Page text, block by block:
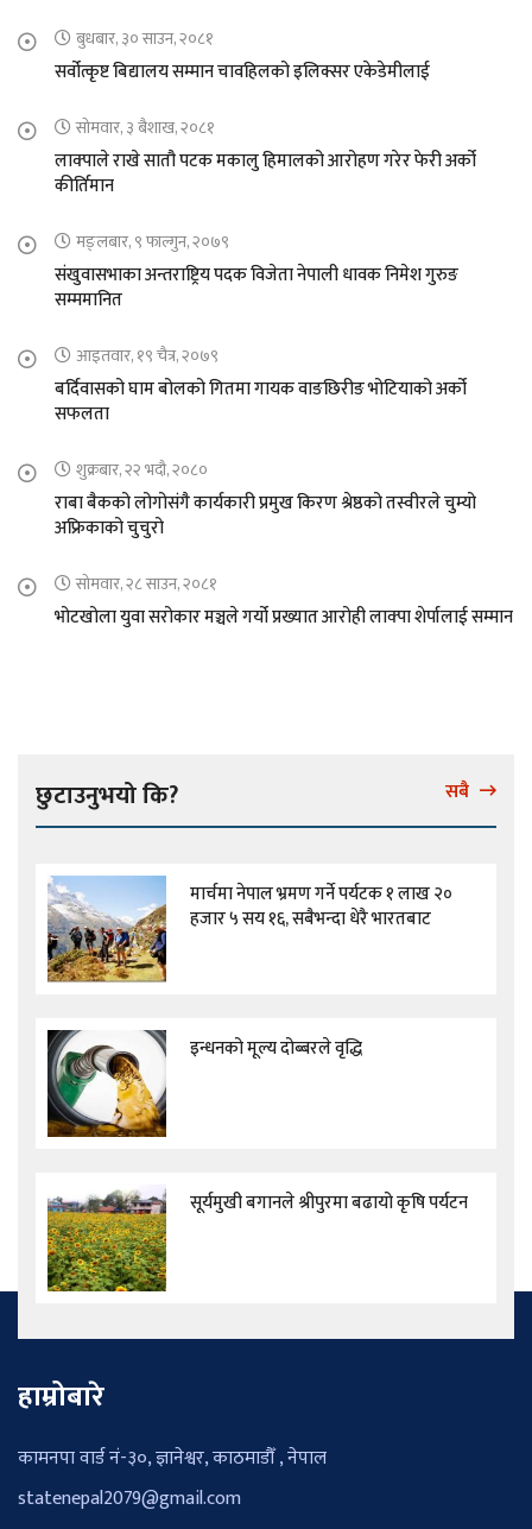
बुधबार, ३० साउन, २०८१
सर्वोत्कृष्ट बिद्यालय सम्मान चावहिलको इलिक्सर एकेडेमीलाई
सोमवार, ३ बैशाख, २०८१
लाक्पाले राखे सातौ पटक मकालु हिमालको आरोहण गरेर फेरी अर्को
कीर्तिमान
मङ्लबार, ९ फाल्गुन, २०७९
संखुवासभाका अन्तराष्ट्रिय पदक विजेता नेपाली धावक निमेश गुरुङ
सम्ममानित
आइतवार, १९ चैत्र, २०७९
बर्दिवासको घाम बोलको गितमा गायक वाङछिरीङ भोटियाको अर्को
सफलता
शुक्रबार, २२ भदौ, २०८०
राबा बैकको लोगोसंगै कार्यकारी प्रमुख किरण श्रेष्ठको तस्वीरले चुम्यो
अफ्रिकाको चुचुरो
सोमवार, २८ साउन, २०८१
भोटखोला युवा सरोकार मञ्चले गर्यो प्रख्यात आरोही लाक्पा शेर्पालाई सम्मान
छुटाउनुभयो कि? सबै
मार्चमा नेपाल भ्रमण गर्ने पर्यटक १ लाख २०
हजार ५ सय १६, सबैभन्दा धेरै भारतबाट
इन्धनको मूल्य दोब्बरले वृद्धि
सूर्यमुखी बगानले श्रीपुरमा बढायो कृषि पर्यटन
हाम्रोबारे
कामनपा वार्ड नं-३०, ज्ञानेश्वर, काठमाडौँ , नेपाल
statenepal2079@gmail.com